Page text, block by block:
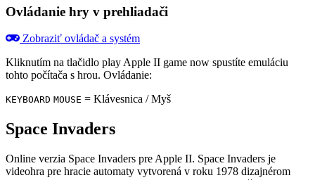
Ovládanie hry v prehliadači
Zobraziť ovládač a systém
Kliknutím na tlačidlo play Apple II game now spustíte emuláciu
tohto počítača s hrou. Ovládanie:
KEYBOARD MOUSE = Klávesnica / Myš
Space Invaders
Online verzia Space Invaders pre Apple II. Space Invaders je
videohra pre hracie automaty vytvorená v roku 1978 dizajnérom